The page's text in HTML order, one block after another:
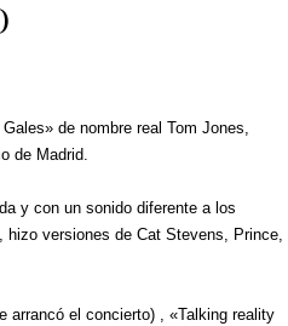
de nombre real Tom Jones,
de Madrid.
y con un sonido diferente a los
hizo versiones de Cat Stevens, Prince,
arrancó el concierto) , «Talking reality